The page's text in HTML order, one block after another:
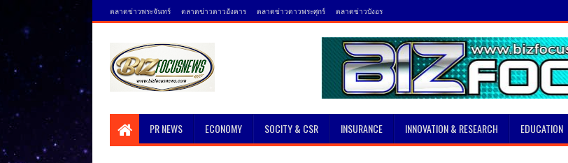
ตลาดข่าวพระจันทร์ ตลาดข่าวดาวอังคาร ตลาดข่าวดาวพระศุกร์ ตลาดข่าวบังอร
PR NEWS ECONOMY SOCITY & CSR INSURANCE INNOVATION & RESEARCH EDUCATION